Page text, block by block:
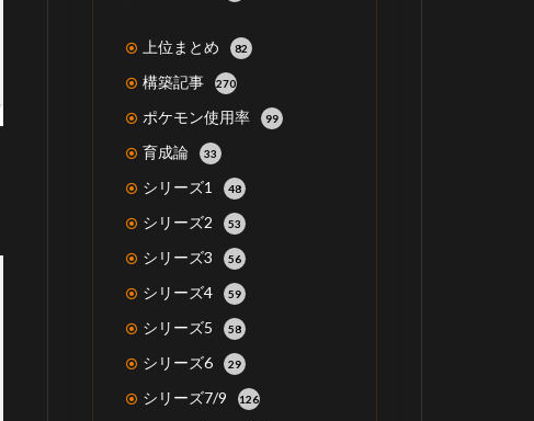
上位まとめ 82
構築記事 270
ポケモン使用率 99
育成論 33
シリーズ1 48
シリーズ2 53
シリーズ3 56
シリーズ4 59
シリーズ5 58
シリーズ6 29
シリーズ7/9 126